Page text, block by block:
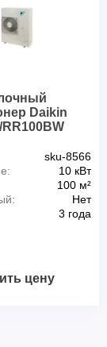
Daikin
sku-8566
10 кВт
100 м²
Нет
3 года
цену